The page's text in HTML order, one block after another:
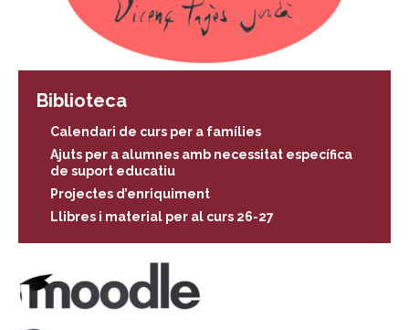
Biblioteca
Calendari de curs per a famílies
Ajuts per a alumnes amb necessitat específica
de suport educatiu
Projectes d’enriquiment
Llibres i material per al curs 26-27